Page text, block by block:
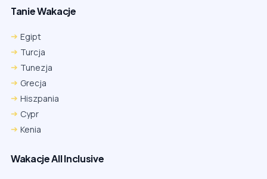
Tanie Wakacje
Egipt
Turcja
Tunezja
Grecja
Hiszpania
Cypr
Kenia
Wakacje All Inclusive